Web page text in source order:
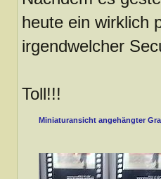
heute ein wirklich
irgendwelcher
Toll!!!
Miniaturansicht angehängter